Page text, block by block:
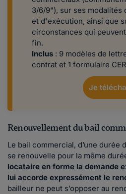
3/6/9"), sur ses
et d'exécution, ainsi que
circonstances qui
fin.
Inclus : 9 modèles de
contrat et 1 formulaire
Je
Renouvellement du bail
Le bail commercial, d’une durée
se renouvelle pour la même
locataire en forme la demande
lui accorde expressément le
bailleur ne peut s’opposer au